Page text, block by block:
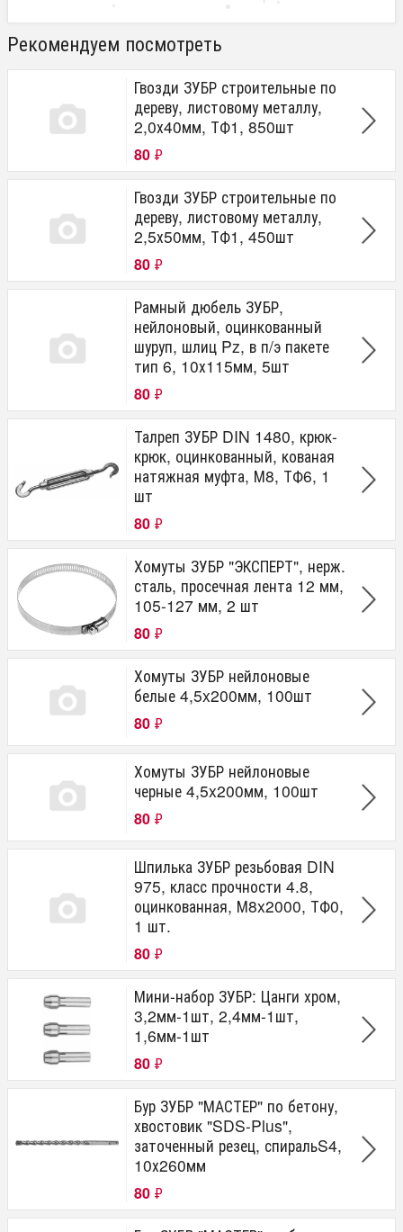
Рекомендуем посмотреть
Гвозди ЗУБР строительные по
дереву, листовому металлу,
2,0х40мм, ТФ1, 850шт
80 ₽
Гвозди ЗУБР строительные по
дереву, листовому металлу,
2,5х50мм, ТФ1, 450шт
80 ₽
Рамный дюбель ЗУБР,
нейлоновый, оцинкованный
шуруп, шлиц Pz, в п/э пакете
тип 6, 10х115мм, 5шт
80 ₽
Талреп ЗУБР DIN 1480, крюк-
крюк, оцинкованный, кованая
натяжная муфта, М8, ТФ6, 1
шт
80 ₽
Хомуты ЗУБР "ЭКСПЕРТ", нерж.
сталь, просечная лента 12 мм,
105-127 мм, 2 шт
80 ₽
Хомуты ЗУБР нейлоновые
белые 4,5x200мм, 100шт
80 ₽
Хомуты ЗУБР нейлоновые
черные 4,5x200мм, 100шт
80 ₽
Шпилька ЗУБР резьбовая DIN
975, класс прочности 4.8,
оцинкованная, М8x2000, ТФ0,
1 шт.
80 ₽
Мини-набор ЗУБР: Цанги хром,
3,2мм-1шт, 2,4мм-1шт,
1,6мм-1шт
80 ₽
Бур ЗУБР "МАСТЕР" по бетону,
хвостовик "SDS-Plus",
заточенный резец, спиральS4,
10х260мм
80 ₽